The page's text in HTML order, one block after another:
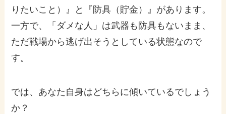
りたいこと）』と『防具（貯金）』があります。
一方で、「ダメな人」は武器も防具もないまま、
ただ戦場から逃げ出そうとしている状態なので
す。
では、あなた自身はどちらに傾いているでしょう
か？